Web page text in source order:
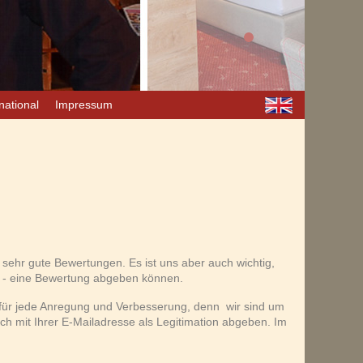
Impressum
gute Bewertungen. Es ist uns aber auch wichtig,
eine Bewertung abgeben können.
jede Anregung und Verbesserung, denn wir sind um
mit Ihrer E-Mailadresse als Legitimation abgeben. Im